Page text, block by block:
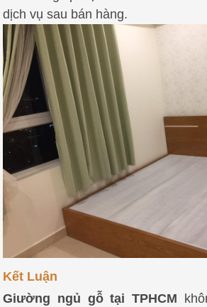
dịch vụ sau bán hàng.
Kết Luận
Giường ngủ gỗ tại TPHCM